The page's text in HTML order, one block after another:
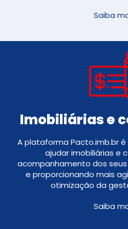
Saiba
Imobiliárias e
A plataforma Pacto.imb.br
ajudar imobiliárias e
acompanhamento dos
e proporcionando mais
otimização da
Saiba